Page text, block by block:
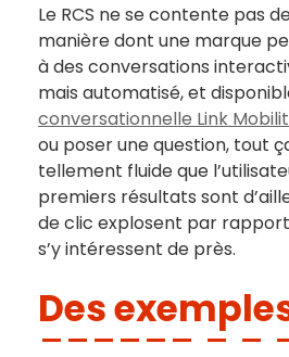
Le RCS ne se contente pas
manière dont une marque
à des conversations
mais automatisé, et
conversationnelle Link
ou poser une question, tout
tellement fluide que
premiers résultats sont
de clic explosent par rapport
s’y intéressent de près.
Des